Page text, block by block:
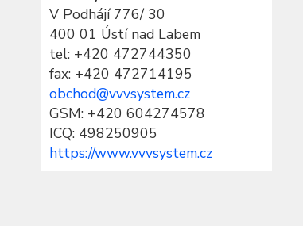
V Podhájí 776/ 30
400 01 Ústí nad Labem
tel: +420 472744350
fax: +420 472714195
obchod@vvvsystem.cz
GSM: +420 604274578
ICQ: 498250905
https://www.vvvsystem.cz